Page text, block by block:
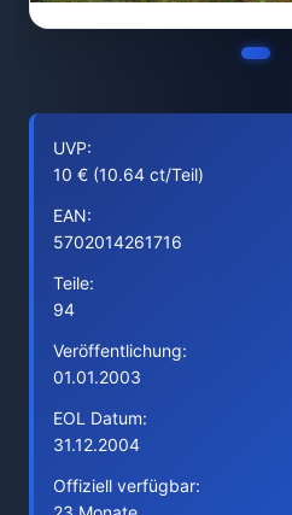
UVP:
10 € (10.64 ct/Teil)
EAN:
5702014261716
Teile:
94
Veröffentlichung:
01.01.2003
EOL Datum:
31.12.2004
Offiziell verfügbar: